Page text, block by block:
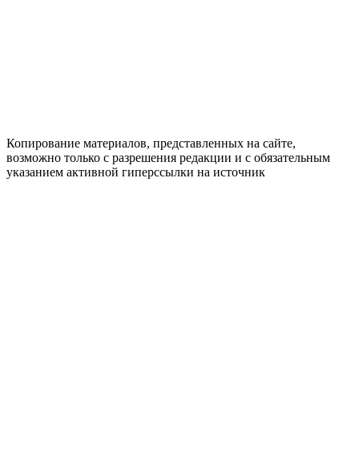
Копирование материалов, представленных на сайте,
возможно только с разрешения редакции и с обязательным
указанием активной гиперссылки на источник